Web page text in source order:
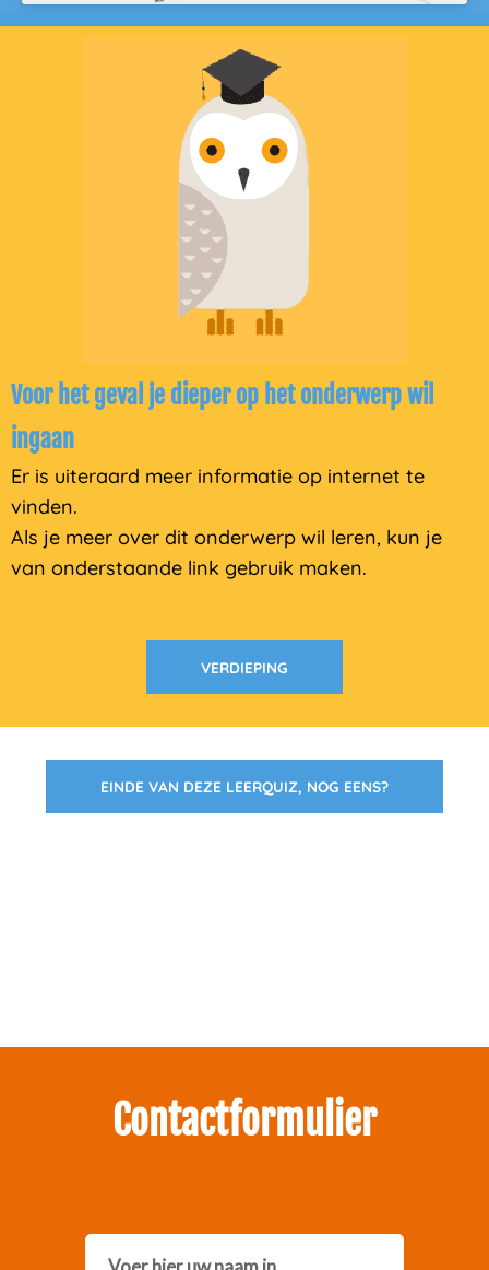
Voor het geval je dieper op het onderwerp wil
ingaan
Er is uiteraard meer informatie op internet te
vinden.
Als je meer over dit onderwerp wil leren, kun je
van onderstaande link gebruik maken.
VERDIEPING
EINDE VAN DEZE LEERQUIZ, NOG EENS?
Contactformulier